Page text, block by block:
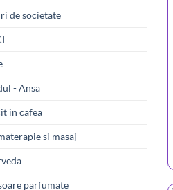
de societate
- Ansa
in cafea
si masaj
parfumate